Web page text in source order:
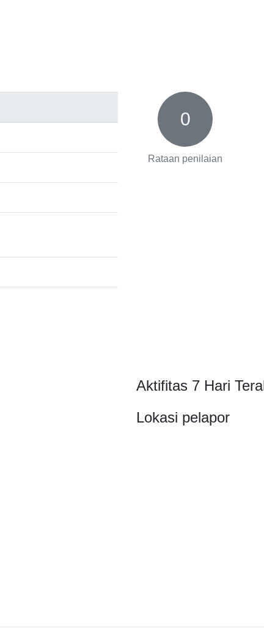
0
Rataan penilaian
Aktifitas 7 Hari
Lokasi pelapor